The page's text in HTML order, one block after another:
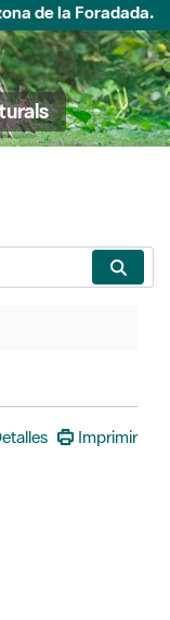
de la Foradada.
Imprimir
es de 0 estrellas de